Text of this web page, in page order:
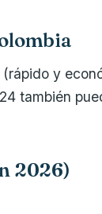
y
también
2026)